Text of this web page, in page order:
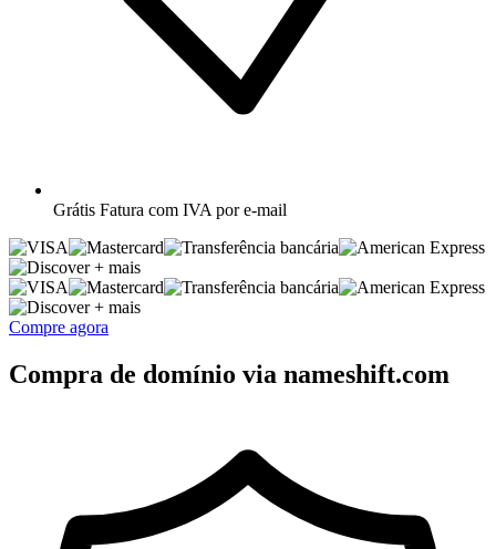
Grátis Fatura com IVA por e-mail
+ mais
+ mais
Compre agora
Compra de domínio via nameshift.com